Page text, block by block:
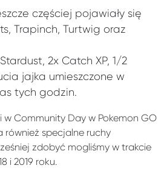
częściej pojawiały się
Trapinch, Turtwig oraz
2x Catch XP, 1/2
jajka umieszczone w
tych godzin.
Community Day w Pokemon GO
również specjalne ruchy
zdobyć mogliśmy w trakcie
i 2019 roku.